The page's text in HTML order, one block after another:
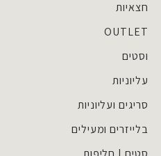
חצאיות
OUTLET
וסטים
עליוניות
סריגים ועליוניות
בלייזרים ומעילים